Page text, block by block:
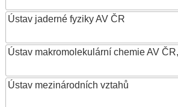
Ústav jaderné fyziky AV ČR
Ústav makromolekulární chemie AV
Ústav mezinárodních vztahů